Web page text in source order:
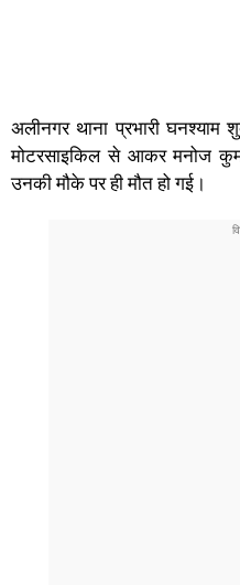
अलीनगर थाना प्रभारी घनश्याम
मोटरसाइकिल से आकर मनोज
उनकी मौके पर ही मौत हो गई।